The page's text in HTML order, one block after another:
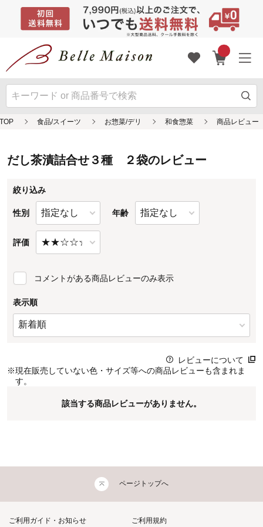
だし茶漬詰合せ３種 ２袋のレビュー
絞り込み
性別 年齢
評価
コメントがある商品レビューのみ表示
表示順
レビューについて
※現在販売していない色・サイズ等への商品レビューも含まれま
す。
該当する商品レビューがありません。
ページトップへ
ご利用ガイド・お知らせ ご利用規約